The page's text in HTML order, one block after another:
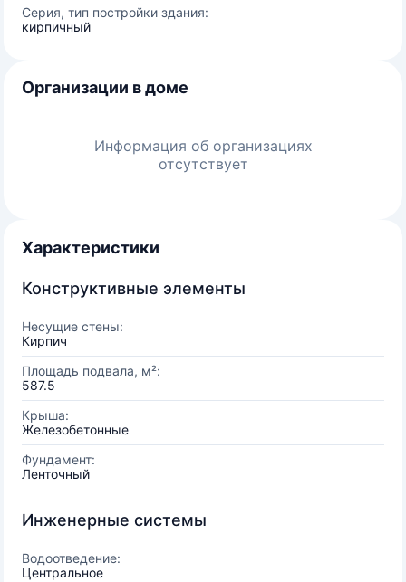
Серия, тип постройки здания:
кирпичный
Организации в доме
Информация об организациях
отсутствует
Характеристики
Конструктивные элементы
Несущие стены:
Кирпич
Площадь подвала, м²:
587.5
Крыша:
Железобетонные
Фундамент:
Ленточный
Инженерные системы
Водоотведение:
Центральное